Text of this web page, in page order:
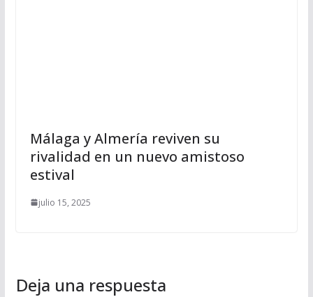
Málaga y Almería reviven su
rivalidad en un nuevo amistoso
estival
julio 15, 2025
Deja una respuesta